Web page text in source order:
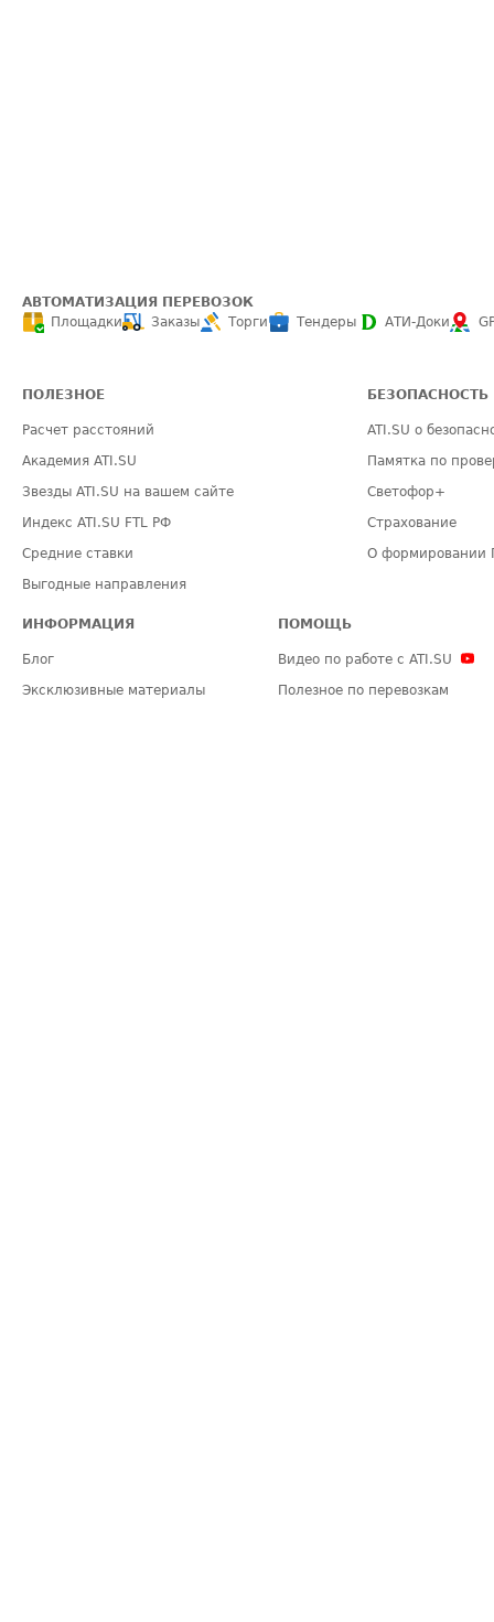
АВТОМАТИЗАЦИЯ ПЕРЕВОЗОК
Площадки
Заказы Торги Тендеры АТИ-Доки
ПОЛЕЗНОЕ
Расчет расстояний
Академия ATI.SU
Звезды ATI.SU на вашем сайте
Индекс ATI.SU FTL РФ
Средние ставки
Выгодные направления
БЕЗОПАСНОСТЬ
ATI.SU о
Памятка по
Светофор+
Страхование
О формировании
ИНФОРМАЦИЯ
Блог
Эксклюзивные материалы
ПОМОЩЬ
Видео по работе с ATI.SU
Полезное по перевозкам